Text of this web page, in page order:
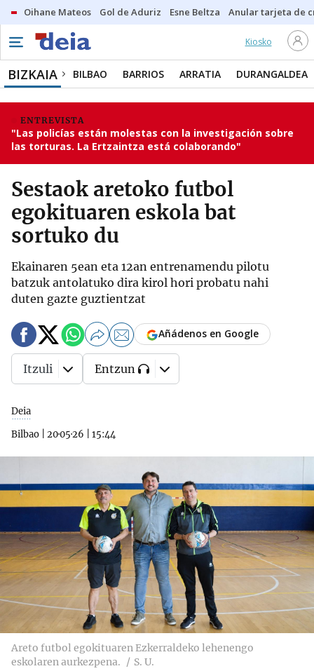
Oihane Mateos Gol de Aduriz Esne Beltza Anular tarjeta de
Kiosko
BIZKAIA BILBAO BARRIOS ARRATIA DURANGALDEA
ENTREVISTA
"Las policías están molestas con la investigación sobre
las torturas. La Ertzaintza está colaborando"
Sestaok aretoko futbol
egokituaren eskola bat
sortuko du
Ekainaren 5ean eta 12an entrenamendu pilotu
batzuk antolatuko dira kirol hori probatu nahi
duten gazte guztientzat
Deia
Bilbao
20·05·26 15:44
Añádenos en Google
Itzuli Entzun
Areto futbol egokituaren Ezkerraldeko lehenengo
eskolaren aurkezpena.
S. U.